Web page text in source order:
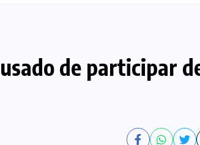
de participar